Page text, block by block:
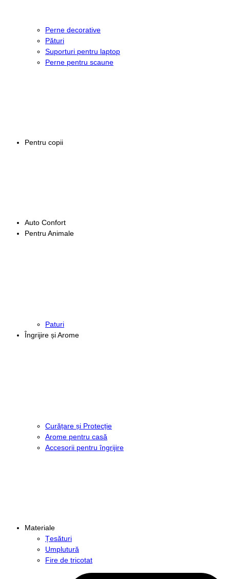
Perne decorative
Pături
Suporturi pentru laptop
Perne pentru scaune
Pentru copii
Auto Confort
Pentru Animale
Paturi
Îngrijire și Arome
Curățare și Protecție
Arome pentru casă
Accesorii pentru îngrijire
Materiale
Țesături
Umplutură
Fire de tricotat